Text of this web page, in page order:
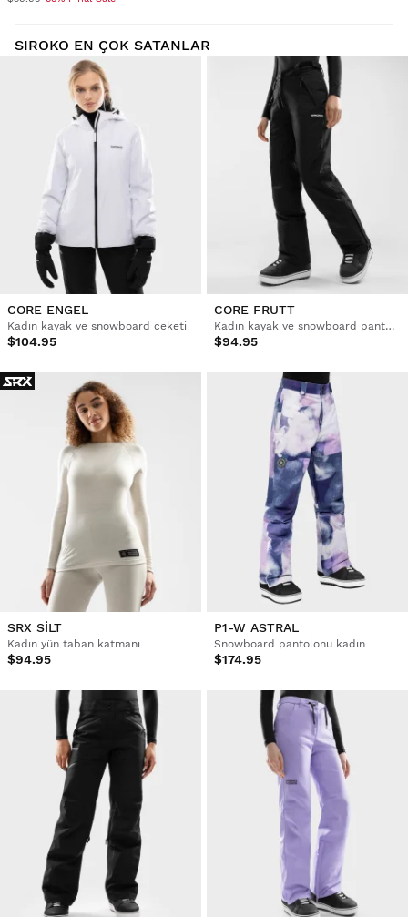
SIROKO EN ÇOK SATANLAR
CORE ENGEL
Kadın kayak ve snowboard ceketi
$104.95
CORE FRUTT
Kadın kayak ve snowboard pantolonu
$94.95
SRX SILT
Kadın yün taban katmanı
$94.95
P1-W ASTRAL
Snowboard pantolonu kadın
$174.95